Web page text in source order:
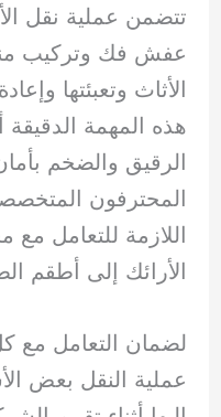
تتضمن عملية نقل
عفش فك وتركيب
الأثاث وتعبئتها
هذه المهمة
الرقيق والضخم
المحترفون
اللازمة للتعامل مع
الأرائك إلى أطقم
لضمان التعامل مع
عملية النقل بعض